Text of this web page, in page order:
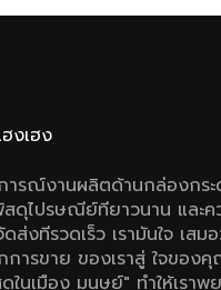
งเฮง
ารณ์งานผลิตด้านกล่องกร
ดุไปรษณีย์ทียาวนาน และค
ส่งทีรวดเร็ว เรามันใจ เสม
กการขาย ของเราสู่ ใจของ
นเมือง มนุษย์" ทําให้เราพ